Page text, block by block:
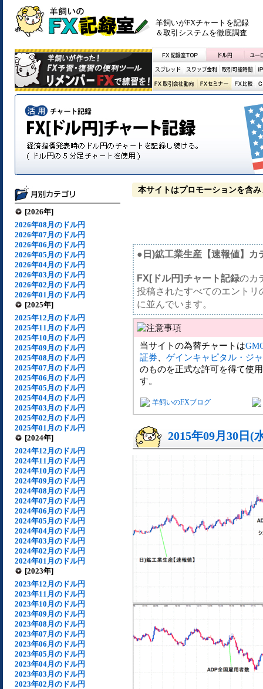
羊飼いがFXチャートを記録
＆取引システムを徹底調査
[2026年]
2026年08月のドル円
2026年07月のドル円
2026年06月のドル円
2026年05月のドル円
2026年04月のドル円
2026年03月のドル円
2026年02月のドル円
2026年01月のドル円
[2025年]
2025年12月のドル円
2025年11月のドル円
2025年10月のドル円
2025年09月のドル円
2025年08月のドル円
2025年07月のドル円
2025年06月のドル円
2025年05月のドル円
2025年04月のドル円
2025年03月のドル円
2025年02月のドル円
2025年01月のドル円
[2024年]
2024年12月のドル円
2024年11月のドル円
2024年10月のドル円
2024年09月のドル円
2024年08月のドル円
2024年07月のドル円
2024年06月のドル円
2024年05月のドル円
2024年04月のドル円
2024年03月のドル円
2024年02月のドル円
2024年01月のドル円
[2023年]
2023年12月のドル円
2023年11月のドル円
2023年10月のドル円
2023年09月のドル円
2023年08月のドル円
2023年07月のドル円
2023年06月のドル円
2023年05月のドル円
2023年04月のドル円
2023年03月のドル円
2023年02月のドル円
本サイトはプロモーションを含み
●日)鉱工業生産【速報値】カ
FX[ドル円]チャート記録のカ
投稿されたすべてのエント
に並んでいます。
当サイトの為替チャートは
証券
ゲインキャピタル・ジ
のものを正式な許可を得て使
す。
羊飼いのFXブログ
2015年09月30日(